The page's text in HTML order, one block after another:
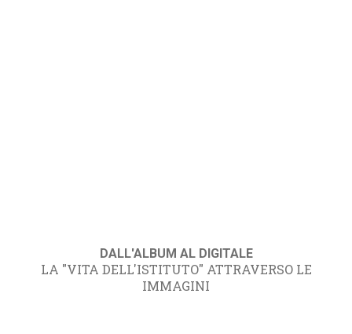
DALL'ALBUM AL DIGITALE
LA "VITA DELL'ISTITUTO" ATTRAVERSO LE
IMMAGINI